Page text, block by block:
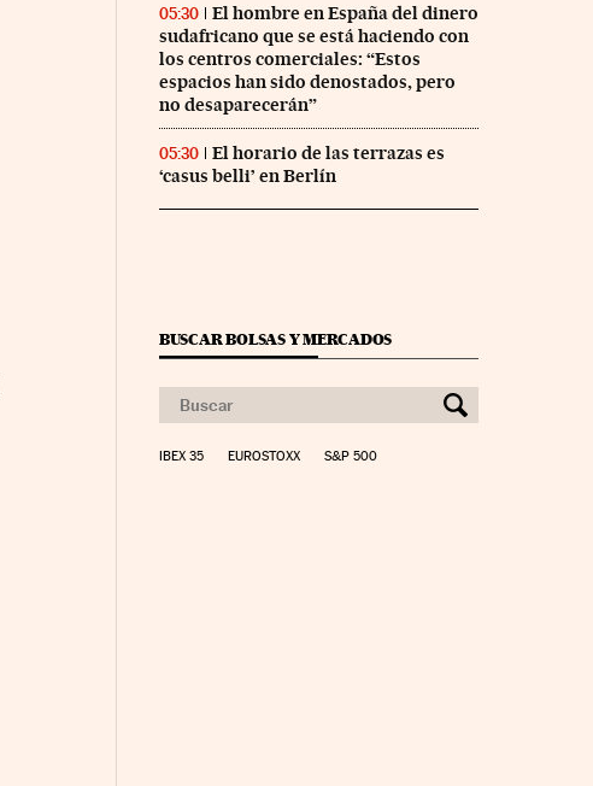
05:30
El hombre en España del dinero
sudafricano que se está haciendo con
los centros comerciales: “Estos
espacios han sido denostados, pero
no desaparecerán”
05:30
El horario de las terrazas es
‘casus belli’ en Berlín
BUSCAR BOLSAS Y MERCADOS
IBEX 35 EUROSTOXX S&P 500